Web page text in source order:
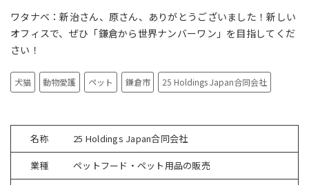
ワタナベ：新治さん、原さん、ありがとうございました！新しい
オフィスで、ぜひ「鎌倉から世界ナンバーワン」を目指してくだ
さい！
犬猫 動物愛護 ペット 鎌倉市 25 Holdings Japan合同会社
名称 25 Holdings Japan合同会社
業種 ペットフード・ペット用品の販売